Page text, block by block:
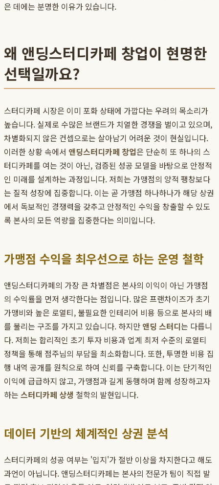
은 데에는 분명한 이유가 있습니다.
왜 앤딩스터디카페 창업이 현명한
선택일까요?
스터디카페 시장은 이미 포화 상태에 가깝다는 우려의 목소리가
높습니다. 실제로 수많은 브랜드가 치열한 경쟁을 벌이고 있으며,
차별화되지 않은 컨셉으로는 살아남기 어려운 것이 현실입니다.
이러한 상황 속에서 앤딩스터디카페 창업은 단순히 또 하나의 스
터디카페를 여는 것이 아닌, 검증된 성공 모델을 바탕으로 안정적
인 미래를 설계하는 과정입니다. 저희는 가맹점의 양적 팽창보다
는 질적 성장에 집중합니다. 이는 곧 가맹점 하나하나가 해당 상권
에서 독보적인 경쟁력을 갖추고 안정적인 수익을 창출할 수 있도
록 본사의 모든 역량을 집중한다는 의미입니다.
가맹점 수익을 최우선으로 하는 운영 철학
앤딩스터디카페의 가장 큰 차별점은 본사의 이익이 아닌 가맹점
의 수익률을 먼저 생각한다는 점입니다. 많은 프랜차이즈가 초기
가맹비와 높은 로열티, 불필요한 인테리어 비용 등으로 본사의 배
를 불리는 구조를 가지고 있습니다. 하지만 앤딩 스터디는 다릅니
다. 저희는 합리적인 초기 투자 비용과 업계 최저 수준의 로열티
정책을 통해 점주님의 부담을 최소화합니다. 또한, 투명한 비용 집
행 내역 공개를 원칙으로 하여 신뢰를 구축합니다. 이는 단기적인
이익에 급급하지 않고, 가맹점과 길게 동행하며 함께 성장하고자
하는 스터디카페 상생 철학의 발현입니다.
데이터 기반의 체계적인 상권 분석
스터디카페의 성공 여부는 '입지'가 절반 이상을 차지한다고 해도
과언이 아닙니다. 앤딩스터디카페는 본사의 전문가 팀이 직접 발